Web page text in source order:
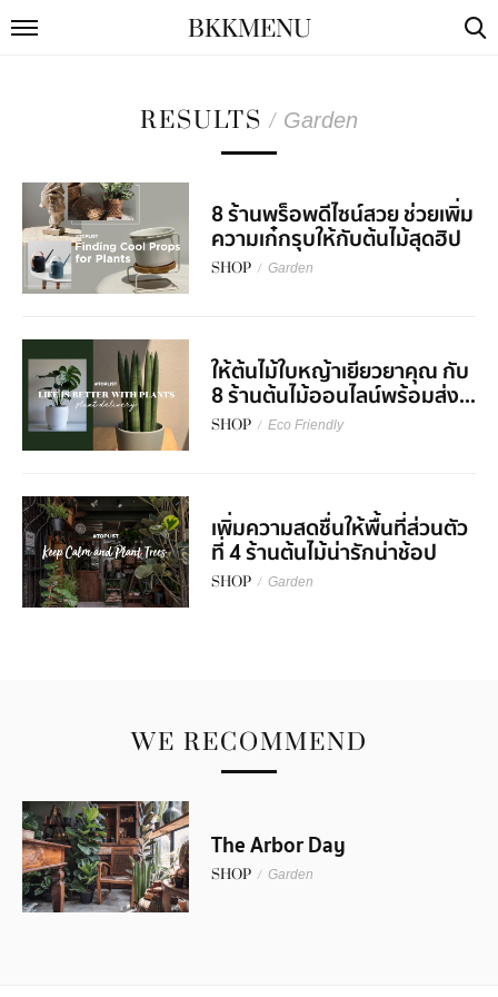
BKKMENU
RESULTS / Garden
8 ร้านพร็อพดีไซน์สวย ช่วยเพิ่ม
ความเก๋กรุบให้กับต้นไม้สุดฮิป
SHOP / Garden
ให้ต้นไม้ใบหญ้าเยียวยาคุณ กับ
8 ร้านต้นไม้ออนไลน์พร้อมส่ง...
SHOP / Eco Friendly
เพิ่มความสดชื่นให้พื้นที่ส่วนตัว
ที่ 4 ร้านต้นไม้น่ารักน่าช้อป
SHOP / Garden
WE RECOMMEND
The Arbor Day
SHOP / Garden